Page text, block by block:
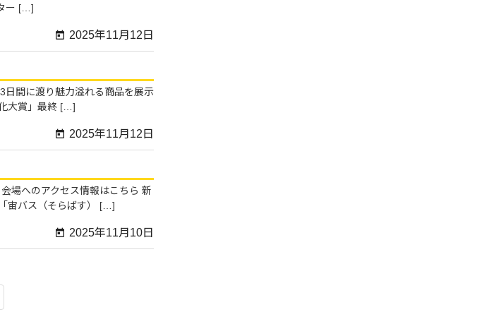
ー […]
2025年11月12日
日間に渡り魅力溢れる商品を展示
大賞」最終 […]
2025年11月12日
場へのアクセス情報はこちら 新
宙バス（そらばす） […]
2025年11月10日